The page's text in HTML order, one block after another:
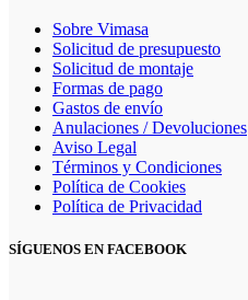
Sobre Vimasa
Solicitud de presupuesto
Solicitud de montaje
Formas de pago
Gastos de envío
Anulaciones / Devoluciones
Aviso Legal
Términos y Condiciones
Política de Cookies
Política de Privacidad
SÍGUENOS EN FACEBOOK